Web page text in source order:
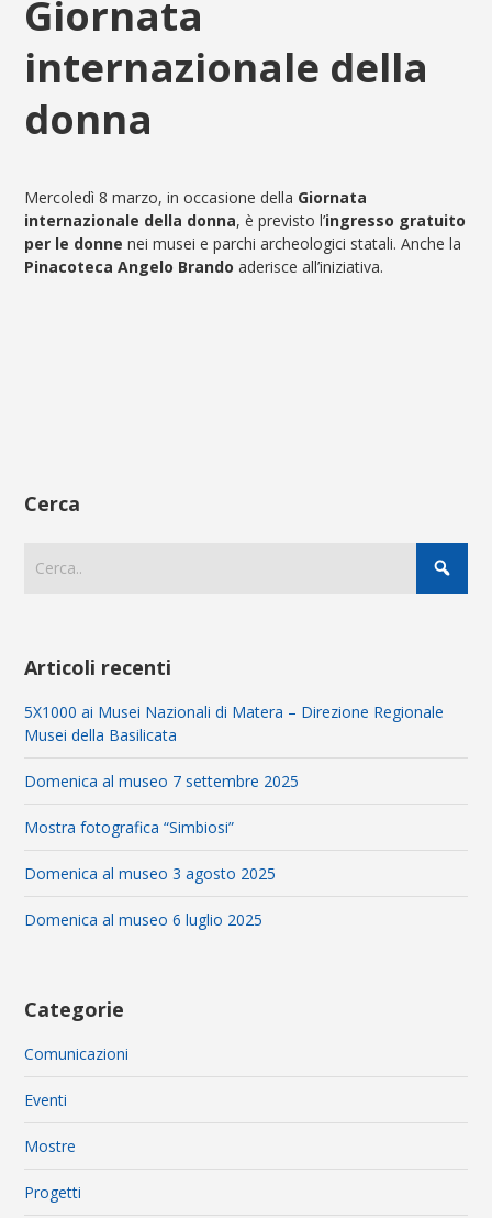
Giornata
internazionale della
donna
Mercoledì 8 marzo, in occasione della Giornata
internazionale della donna, è previsto l’ingresso gratuito
per le donne nei musei e parchi archeologici statali. Anche la
Pinacoteca Angelo Brandoaderisce all’iniziativa.
Cerca
Articoli recenti
5X1000 ai Musei Nazionali di Matera – Direzione Regionale
Musei della Basilicata
Domenica al museo 7 settembre 2025
Mostra fotografica “Simbiosi”
Domenica al museo 3 agosto 2025
Domenica al museo 6 luglio 2025
Categorie
Comunicazioni
Eventi
Mostre
Progetti